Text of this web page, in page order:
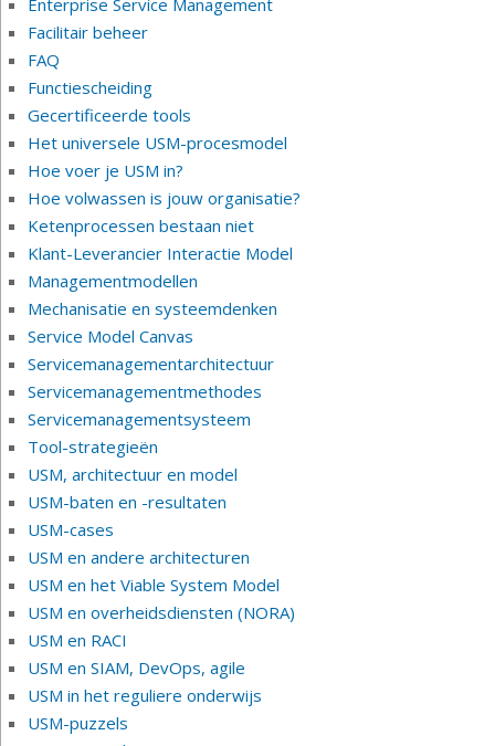
Enterprise Service Management
Facilitair beheer
FAQ
Functiescheiding
Gecertificeerde tools
Het universele USM-procesmodel
Hoe voer je USM in?
Hoe volwassen is jouw organisatie?
Ketenprocessen bestaan niet
Klant-Leverancier Interactie Model
Managementmodellen
Mechanisatie en systeemdenken
Service Model Canvas
Servicemanagementarchitectuur
Servicemanagementmethodes
Servicemanagementsysteem
Tool-strategieën
USM, architectuur en model
USM-baten en -resultaten
USM-cases
USM en andere architecturen
USM en het Viable System Model
USM en overheidsdiensten (NORA)
USM en RACI
USM en SIAM, DevOps, agile
USM in het reguliere onderwijs
USM-puzzels